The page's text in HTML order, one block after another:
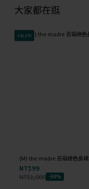
大家都在逛
✦新上架
(M) the madre 百褶綠色長裙
NT$99
NT$1,000 -90%